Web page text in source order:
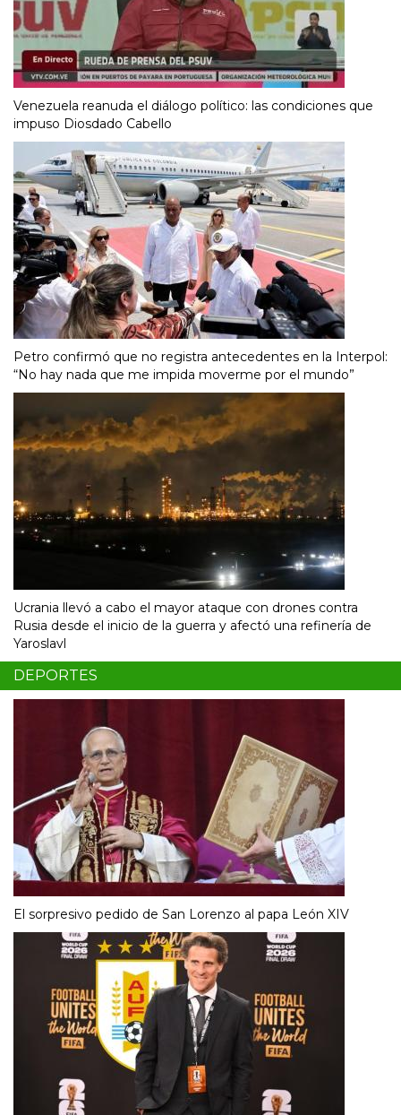
Venezuela reanuda el diálogo político: las condiciones que
impuso Diosdado Cabello
Petro confirmó que no registra antecedentes en la Interpol:
“No hay nada que me impida moverme por el mundo”
Ucrania llevó a cabo el mayor ataque con drones contra
Rusia desde el inicio de la guerra y afectó una refinería de
Yaroslavl
DEPORTES
El sorpresivo pedido de San Lorenzo al papa León XIV